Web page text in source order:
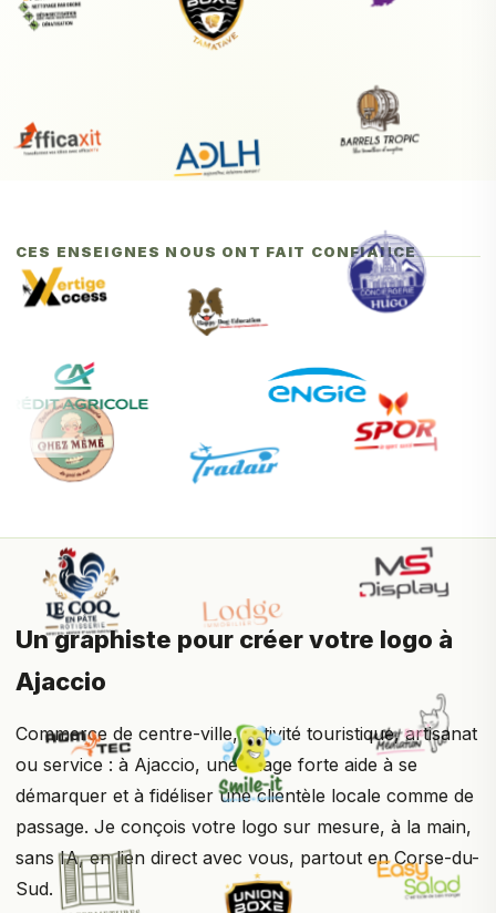
CES ENSEIGNES NOUS ONT FAIT CONFIANCE
Un graphiste pour créer votre logo à
Ajaccio
Commerce de centre-ville, activité touristique, artisanat
ou service : à Ajaccio, une image forte aide à se
démarquer et à fidéliser une clientèle locale comme de
passage. Je conçois votre logo sur mesure, à la main,
sans IA, en lien direct avec vous, partout en Corse-du-
Sud.